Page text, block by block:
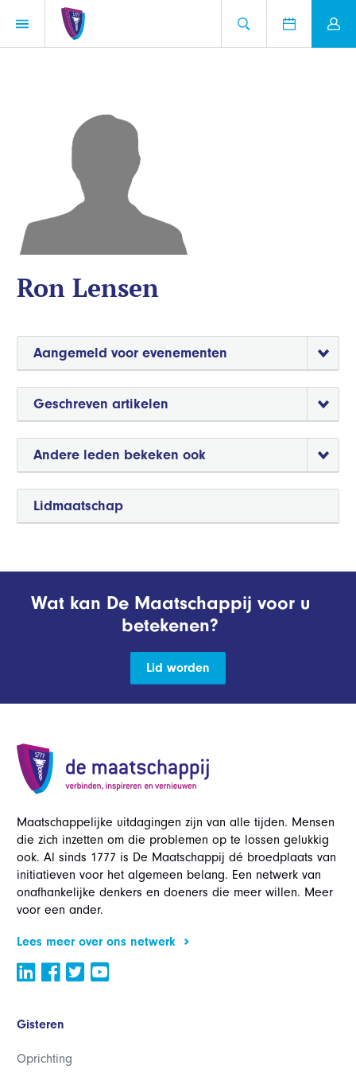
Lidmaatschap
Ron Lensen
Aangemeld voor evenementen
Geschreven artikelen
Andere leden bekeken ook
Wat kan De Maatschappij voor u
betekenen?
Lid worden
Maatschappelijke uitdagingen zijn van alle tijden. Mensen
die zich inzetten om die problemen op te lossen gelukkig
ook. Al sinds 1777 is De Maatschappij dé broedplaats van
initiatieven voor het algemeen belang. Een netwerk van
onafhankelijke denkers en doeners die meer willen. Meer
voor een ander.
Lees meer over ons netwerk
Gisteren
Oprichting